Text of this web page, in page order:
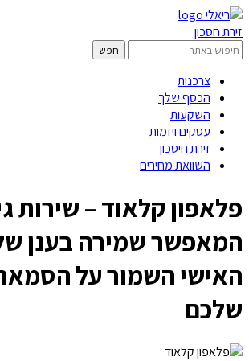
זירת חסכון
צרכנות
הכסף שלך
השקעות
עסקים ויזמות
זירת חיסכון
השוואת מחירים
פלאפון קלאוד – שירות
המאפשר שמירה בענן
האישי השמור על
שלכם